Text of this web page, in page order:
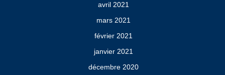
avril 2021
mars 2021
février 2021
janvier 2021
décembre 2020